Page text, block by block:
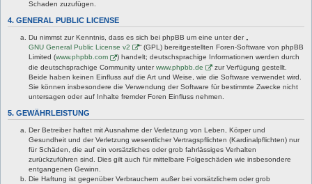
Schaden zuzufügen.
4. GENERAL PUBLIC LICENSE
Du nimmst zur Kenntnis, dass es sich bei phpBB um eine unter der „
GNU General Public License v2
“ (GPL) bereitgestellten Foren-Software von phpBB
Limited (www.phpbb.com
) handelt; deutschsprachige Informationen werden durch
die deutschsprachige Community unterwww.phpbb.de
zur Verfügung gestellt.
Beide haben keinen Einfluss auf die Art und Weise, wie die Software verwendet wird.
Sie können insbesondere die Verwendung der Software für bestimmte Zwecke nicht
untersagen oder auf Inhalte fremder Foren Einfluss nehmen.
5. GEWÄHRLEISTUNG
Der Betreiber haftet mit Ausnahme der Verletzung von Leben, Körper und
Gesundheit und der Verletzung wesentlicher Vertragspflichten (Kardinalpflichten) nur
für Schäden, die auf ein vorsätzliches oder grob fahrlässiges Verhalten
zurückzuführen sind. Dies gilt auch für mittelbare Folgeschäden wie insbesondere
entgangenen Gewinn.
Die Haftung ist gegenüber Verbrauchern außer bei vorsätzlichem oder grob